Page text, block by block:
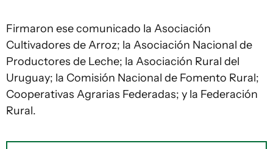
Firmaron ese comunicado la Asociación
Cultivadores de Arroz; la Asociación Nacional de
Productores de Leche; la Asociación Rural del
Uruguay; la Comisión Nacional de Fomento Rural;
Cooperativas Agrarias Federadas; y la Federación
Rural.